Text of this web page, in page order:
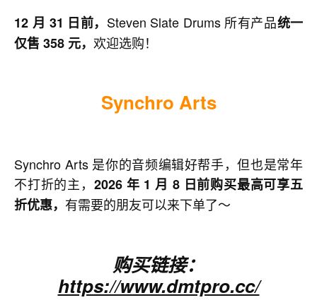
12 月 31 日前， Steven Slate Drums 所有产品统一
仅售 358元， 欢迎选购！
Synchro Arts
Synchro Arts 是你的音频编辑好帮手，但也是常年
不打折的主， 2026 年 1 月 8 日前购买最高可享五
折优惠， 有需要的朋友可以来下单了～
购买链接：
https://www.dmtpro.cc/